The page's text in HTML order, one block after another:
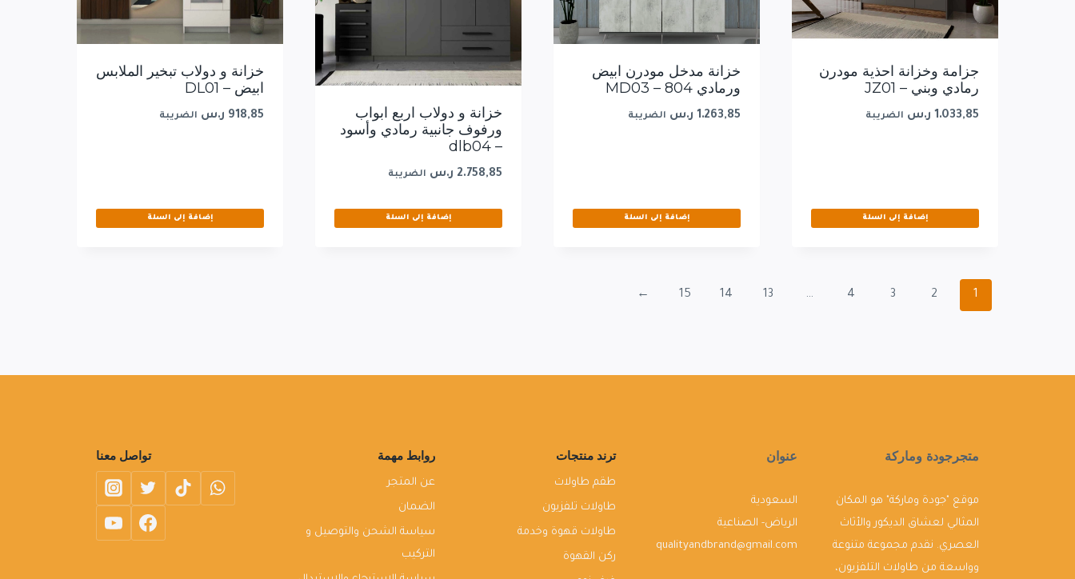
جزامة وخزانة احذية مودرن
رمادي وبني – JZ01
1.033,85 ر.س الضريبة
إضافة إلى السلة
خزانة مدخل مودرن ابيض
ورمادي 804 – MD03
1.263,85 ر.س الضريبة
إضافة إلى السلة
خزانة و دولاب اربع ابواب
ورفوف جانبية رمادي وأسود
– dlb04
2.758,85 ر.س الضريبة
إضافة إلى السلة
خزانة و دولاب تبخير الملابس
ابيض – DL01
918,85 ر.س الضريبة
إضافة إلى السلة
1
2
3
4
…
13
14
15
←
متجرجودة وماركة
موقع "جودة وماركة" هو المكان
المثالي لعشاق الديكور والأثاث
العصري. نقدم مجموعة متنوعة
وواسعة من طاولات التلفزيون،
عنوان
السعودية
الرياض- الصناعية
qualityandbrand@gmail.com
ترند منتجات
طقم طاولات
طاولات تلفزيون
طاولات قهوة وخدمة
ركن القهوة
روابط مهمة
عن المتجر
الضمان
سياسة الشحن والتوصيل و
التركيب
تواصل معنا